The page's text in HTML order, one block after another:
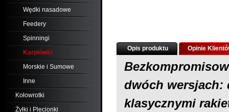
Wędki nasadowe
Feedery
Spinningi
Karpiówki
Morskie i Sumowe
Inne
Kołowrotki
Żyłki i Plecionki
Opis produktu Opinie
dwóch wersjach:
klasycznymi